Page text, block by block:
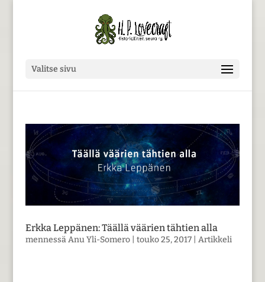
Valitse sivu
Erkka Leppänen: Täällä väärien tähtien alla
mennessäAnu Yli-Somero| touko 25, 2017| Artikkeli